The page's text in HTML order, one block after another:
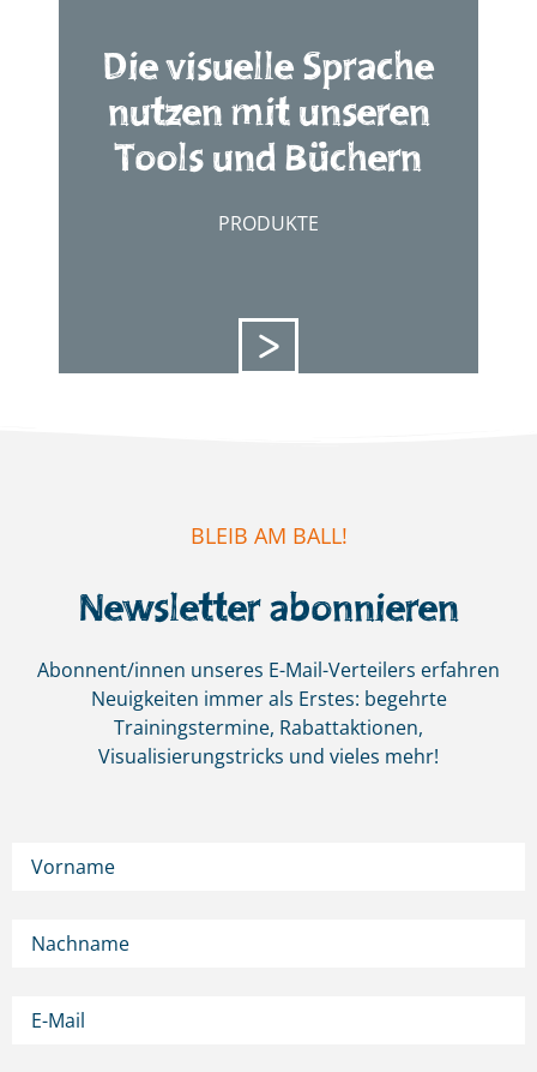
Die visuelle Sprache
nutzen mit unseren
Tools und Büchern
PRODUKTE
BLEIB AM BALL!
Newsletter abonnieren
Abonnent/innen unseres E-Mail-Verteilers erfahren
Neuigkeiten immer als Erstes: begehrte
Trainingstermine, Rabattaktionen,
Visualisierungstricks und vieles mehr!